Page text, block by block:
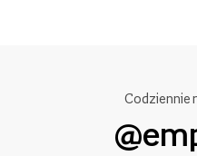
Codziennie